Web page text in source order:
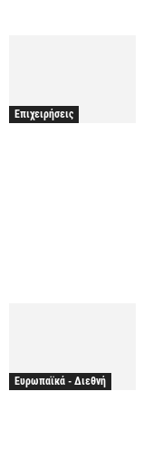
Επιχειρήσεις
Ευρωπαϊκά - Διεθνή